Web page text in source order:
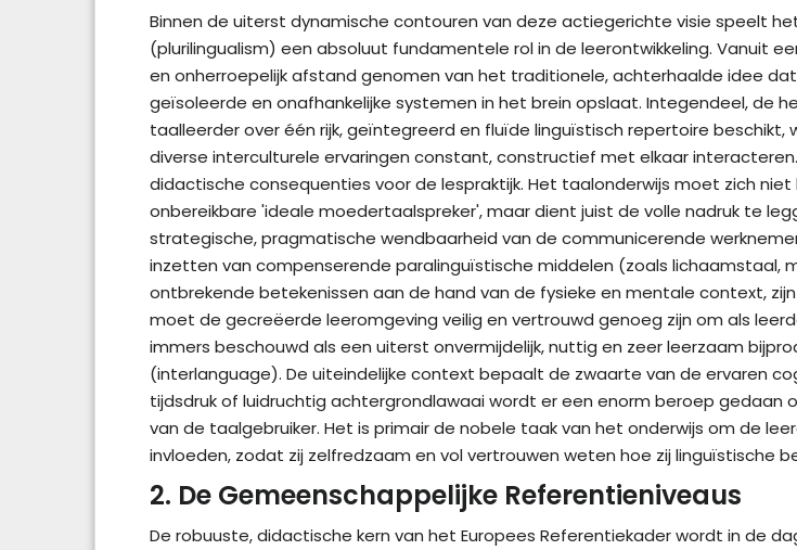
Binnen de uiterst dynamische contouren van deze actiegerichte visie speelt
(plurilingualism) een absoluut fundamentele rol in de leerontwikkeling. Vanuit
en onherroepelijk afstand genomen van het traditionele, achterhaalde idee
geïsoleerde en onafhankelijke systemen in het brein opslaat. Integendeel, de
taalleerder over één rijk, geïntegreerd en fluïde linguïstisch repertoire
diverse interculturele ervaringen constant, constructief met elkaar
didactische consequenties voor de lespraktijk. Het taalonderwijs moet zich
onbereikbare 'ideale moedertaalspreker', maar dient juist de volle nadruk te
strategische, pragmatische wendbaarheid van de communicerende
inzetten van compenserende paralinguïstische middelen (zoals lichaamstaal,
ontbrekende betekenissen aan de hand van de fysieke en mentale context,
moet de gecreëerde leeromgeving veilig en vertrouwd genoeg zijn om als
immers beschouwd als een uiterst onvermijdelijk, nuttig en zeer leerzaam
(interlanguage). De uiteindelijke context bepaalt de zwaarte van de ervaren
tijdsdruk of luidruchtig achtergrondlawaai wordt er een enorm beroep
van de taalgebruiker. Het is primair de nobele taak van het onderwijs om de
invloeden, zodat zij zelfredzaam en vol vertrouwen weten hoe zij linguïstische
2. De Gemeenschappelijke Referentieniveaus
De robuuste, didactische kern van het Europees Referentiekader wordt in de